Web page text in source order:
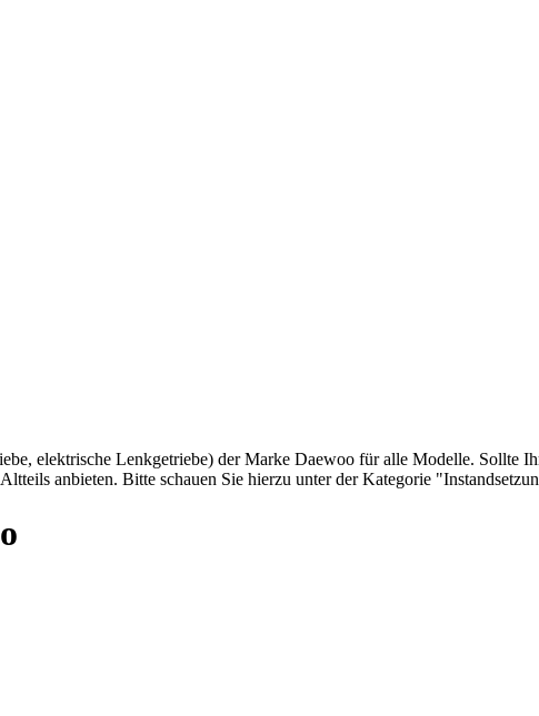
elektrische Lenkgetriebe) der Marke Daewoo für alle Modelle. Sollte
anbieten. Bitte schauen Sie hierzu unter der Kategorie